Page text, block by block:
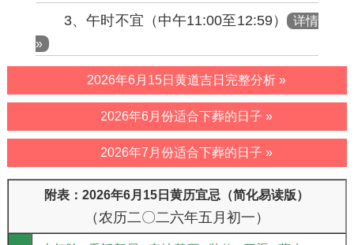
3、午时不宜（中午11:00至12:59）
详情
»
2026年6月15日黄道吉日完整分析 »
2026年6月份适合下葬的日子 »
2026年7月份适合下葬的日子 »
附表：2026年6月15日黄历宜忌（简化易读版）
（农历二〇二六年五月初一）